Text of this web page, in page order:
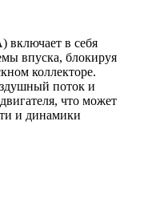
включает в себя
впуска, блокируя
коллекторе.
поток и
что может
и динамики